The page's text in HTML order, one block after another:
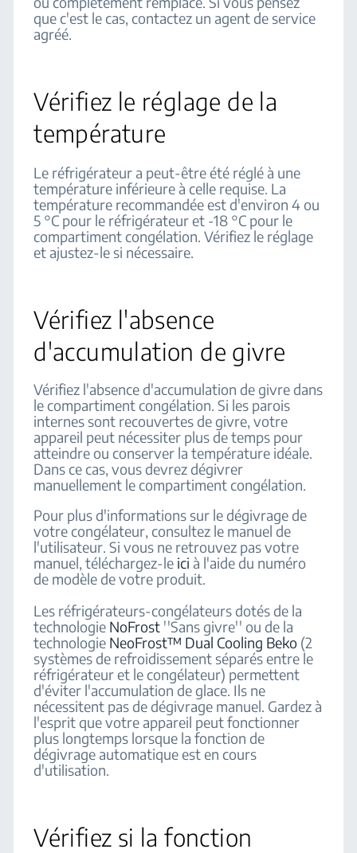
que c'est le cas, contactez un agent de service
agréé.
Vérifiez le réglage de la
température
Le réfrigérateur a peut-être été réglé à une
température inférieure à celle requise. La
température recommandée est d'environ 4 ou
5 °C pour le réfrigérateur et -18 °C pour le
compartiment congélation. Vérifiez le réglage
et ajustez-le si nécessaire.
Vérifiez l'absence
d'accumulation de givre
Vérifiez l'absence d'accumulation de givre dans
le compartiment congélation. Si les parois
internes sont recouvertes de givre, votre
appareil peut nécessiter plus de temps pour
atteindre ou conserver la température idéale.
Dans ce cas, vous devrez dégivrer
manuellement le compartiment congélation.
Pour plus d'informations sur le dégivrage de
votre congélateur, consultez le manuel de
l'utilisateur. Si vous ne retrouvez pas votre
manuel, téléchargez-le ici à l'aide du numéro
de modèle de votre produit.
Les réfrigérateurs-congélateurs dotés de la
technologie NoFrost ''Sans givre'' ou de la
technologie NeoFrost™ Dual Cooling Beko (2
systèmes de refroidissement séparés entre le
réfrigérateur et le congélateur) permettent
d'éviter l'accumulation de glace. Ils ne
nécessitent pas de dégivrage manuel. Gardez à
l'esprit que votre appareil peut fonctionner
plus longtemps lorsque la fonction de
dégivrage automatique est en cours
d'utilisation.
Vérifiez si la fonction